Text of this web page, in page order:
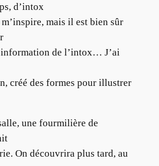
d’intox
mais il est bien sûr
de l’intox… J’ai
créé des formes pour illustrer
une fourmilière de
On découvrira plus tard, au